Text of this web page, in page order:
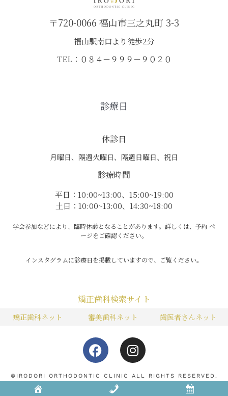
〒720-0066 福山市三之丸町 3-3
福山駅南口より徒歩2分
TEL：０８４－９９９－９０２０
診療日
休診日
月曜日、隔週火曜日、隔週日曜日、祝日
診療時間
平日：10:00~13:00、15:00~19:00
土日：10:00~13:00、14:30~18:00
学会参加などにより、臨時休診となることがあります。詳しくは、予約 ペ
ージをご確認ください。
インスタグラムに診療日を掲載していますので、ご覧ください。
矯正歯科検索サイト
矯正歯科ネット 審美歯科ネット 歯医者さんネット
F
a
c
e
I
n
s
t
©IRODORI ORTHODONTIC CLINIC ALL RIGHTS RESERVED.